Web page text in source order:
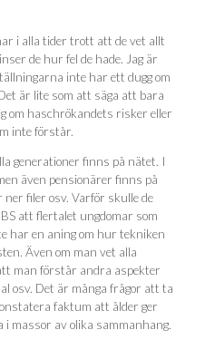
i alla tider trott att de vet allt
de hur fel de hade. Jag är
inte har ett dugg om
är lite som att säga att bara
om haschrökandets risker eller
inte förstår.
generationer finns på nätet. I
även pensionärer finns på
ner filer osv. Varför skulle de
att flertalet ungdomar som
har en aning om hur tekniken
Även om man vet alla
man förstår andra aspekter
osv. Det är många frågor att ta
faktum att ålder ger
massor av olika sammanhang.